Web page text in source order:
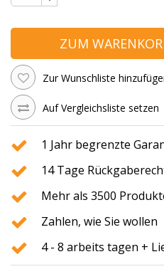
ZUM
Zur Wunschliste
Auf Vergleichsliste setzen
1 Jahr begrenzte
14 Tage
Mehr als 3500
Zahlen, wie Sie wollen
4 - 8 arbeits tagen +